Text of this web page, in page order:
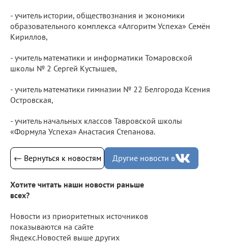
- учитель истории, обществознания и экономики
образовательного комплекса «Алгоритм Успеха» Семён
Кириллов,
- учитель математики и информатики Томаровской
школы № 2 Сергей Кустышев,
- учитель математики гимназии № 22 Белгорода Ксения
Островская,
- учитель начальных классов Тавровской школы
«Формула Успеха» Анастасия Степанова.
← Вернуться к новостям Другие новости в
Хотите читать наши новости раньше
всех?
Новости из приоритетных источников
показываются на сайте
Яндекс.Новостей выше других